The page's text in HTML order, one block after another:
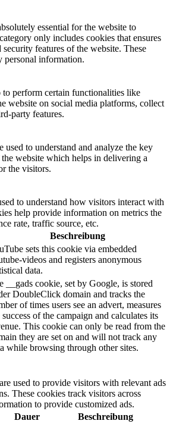
essential for the website to
only includes cookies that ensures
features of the website. These
personal information.
perform certain functionalities like
website on social media platforms, collect
party features.
used to understand and analyze the key
website which helps in delivering a
the visitors.
to understand how visitors interact with
help provide information on metrics the
rate, traffic source, etc.
Beschreibung
sets this cookie via embedded
videos and registers anonymous
data.
__gads cookie, set by Google, is stored
DoubleClick domain and tracks the
of times users see an advert, measures
success of the campaign and calculates its
This cookie can only be read from the
they are set on and will not track any
while browsing through other sites.
used to provide visitors with relevant ads
These cookies track visitors across
to provide customized ads.
Dauer Beschreibung